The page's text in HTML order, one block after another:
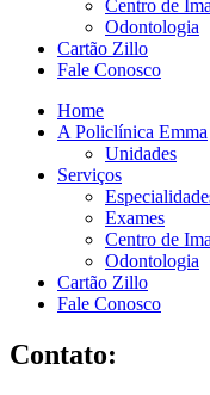
Centro de
Odontologia
Cartão Zillo
Fale Conosco
Home
A Policlínica Emma
Unidades
Serviços
Exames
Centro de
Odontologia
Cartão Zillo
Fale Conosco
Contato: